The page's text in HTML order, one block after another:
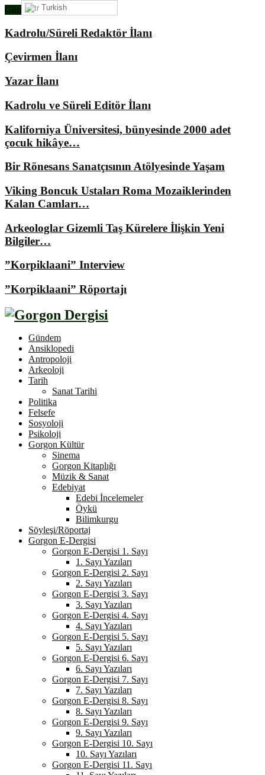
Gündemimizde Ne Var?
Kadrolu/Süreli Redaktör İlanı
Çevirmen İlanı
Yazar İlanı
Kadrolu ve Süreli Editör İlanı
Kaliforniya Üniversitesi, bünyesinde 2000 adet
çocuk hikâye…
Bir Rönesans Sanatçısının Atölyesinde Yaşam
Viking Boncuk Ustaları Roma Mozaiklerinden
Kalan Camları…
Arkeologlar Gizemli Taş Kürelere İlişkin Yeni
Bilgiler…
”Korpiklaani” Interview
”Korpiklaani” Röportajı
Gündem
Ansiklopedi
Antropoloji
Arkeoloji
Tarih
Sanat Tarihi
Politika
Felsefe
Sosyoloji
Psikoloji
Gorgon Kültür
Sinema
Gorgon Kitaplığı
Müzik & Sanat
Edebiyat
Edebi İncelemeler
Öykü
Bilimkurgu
Söyleşi/Röportaj
Gorgon E-Dergisi
Gorgon E-Dergisi 1. Sayı
1. Sayı Yazıları
Gorgon E-Dergisi 2. Sayı
2. Sayı Yazıları
Gorgon E-Dergisi 3. Sayı
3. Sayı Yazıları
Gorgon E-Dergisi 4. Sayı
4. Sayı Yazıları
Gorgon E-Dergisi 5. Sayı
5. Sayı Yazıları
Gorgon E-Dergisi 6. Sayı
6. Sayı Yazıları
Gorgon E-Dergisi 7. Sayı
7. Sayı Yazıları
Gorgon E-Dergisi 8. Sayı
8. Sayı Yazıları
Gorgon E-Dergisi 9. Sayı
9. Sayı Yazıları
Gorgon E-Dergisi 10. Sayı
10. Sayı Yazıları
Gorgon E-Dergisi 11. Sayı
Turkish